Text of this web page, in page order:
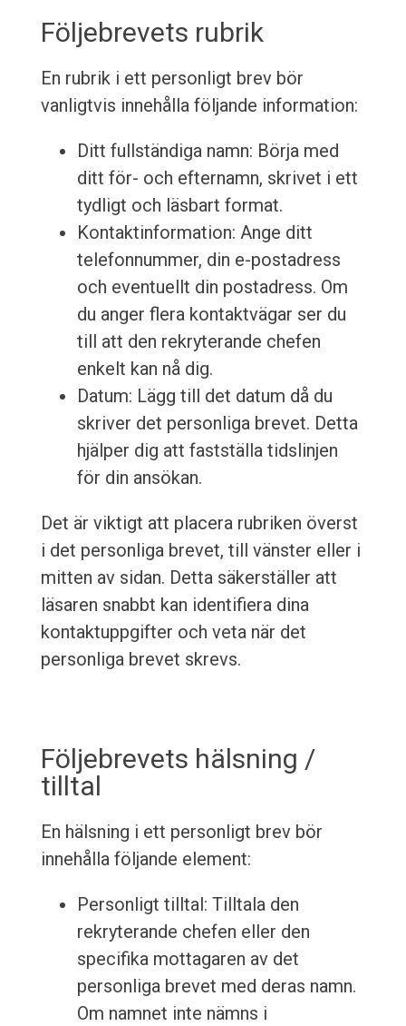
Följebrevets rubrik
En rubrik i ett personligt brev bör
vanligtvis innehålla följande information:
Ditt fullständiga namn: Börja med
ditt för- och efternamn, skrivet i ett
tydligt och läsbart format.
Kontaktinformation: Ange ditt
telefonnummer, din e-postadress
och eventuellt din postadress. Om
du anger flera kontaktvägar ser du
till att den rekryterande chefen
enkelt kan nå dig.
Datum: Lägg till det datum då du
skriver det personliga brevet. Detta
hjälper dig att fastställa tidslinjen
för din ansökan.
Det är viktigt att placera rubriken överst
i det personliga brevet, till vänster eller i
mitten av sidan. Detta säkerställer att
läsaren snabbt kan identifiera dina
kontaktuppgifter och veta när det
personliga brevet skrevs.
Följebrevets hälsning /
tilltal
En hälsning i ett personligt brev bör
innehålla följande element:
Personligt tilltal: Tilltala den
rekryterande chefen eller den
specifika mottagaren av det
personliga brevet med deras namn.
Om namnet inte nämns i